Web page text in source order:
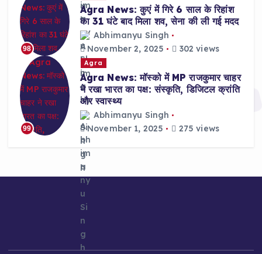
98
Agra News: कुएं में गिरे 6 साल के रिहांश
का 31 घंटे बाद मिला शव, सेना की ली गई मदद
Abhimanyu Singh
November 2, 2025
302 views
99
Agra
Agra News: मॉस्को में MP राजकुमार चाहर
ने रखा भारत का पक्ष: संस्कृति, डिजिटल क्रांति
और स्वास्थ्य
Abhimanyu Singh
November 1, 2025
275 views